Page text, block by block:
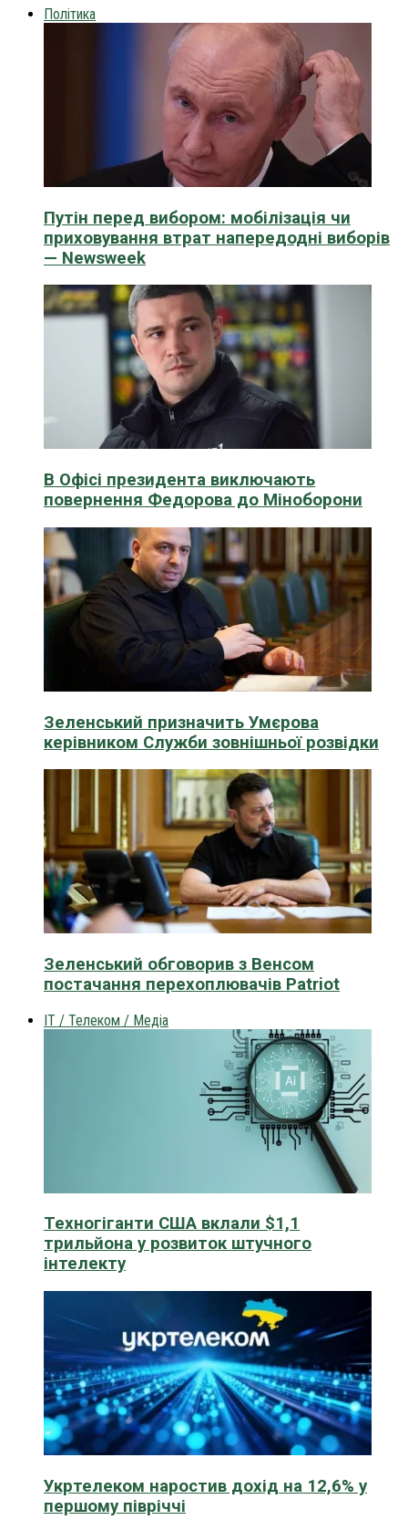
Політика
Путін перед вибором: мобілізація чи
приховування втрат напередодні виборів
— Newsweek
В Офісі президента виключають
повернення Федорова до Міноборони
Зеленський призначить Умєрова
керівником Служби зовнішньої розвідки
Зеленський обговорив з Венсом
постачання перехоплювачів Patriot
IT / Телеком / Медіа
Техногіганти США вклали $1,1
трильйона у розвиток штучного
інтелекту
Укртелеком наростив дохід на 12,6% у
першому півріччі